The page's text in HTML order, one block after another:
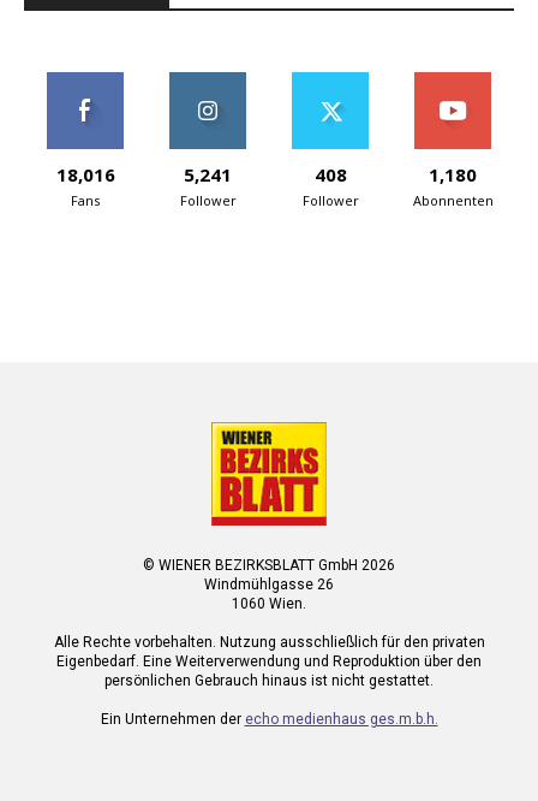
18,016
Fans
5,241
Follower
408
Follower
1,180
Abonnenten
© WIENER BEZIRKSBLATT GmbH 2026
Windmühlgasse 26
1060 Wien.
Alle Rechte vorbehalten. Nutzung ausschließlich für den privaten
Eigenbedarf. Eine Weiterverwendung und Reproduktion über den
persönlichen Gebrauch hinaus ist nicht gestattet.
Ein Unternehmen der echo medienhaus ges.m.b.h.